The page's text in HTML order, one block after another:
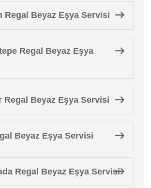
Regal Beyaz Eşya Servisi
Regal Beyaz Eşya
Regal Beyaz Eşya Servisi
Beyaz Eşya Servisi
Regal Beyaz Eşya Servisi